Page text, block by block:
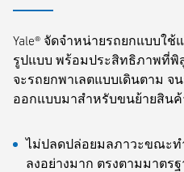
Yale® จัดจำหน่ายรถยกแบบใ
รูปแบบ พร้อมประสิทธิภาพที่พิ
จะรถยกพาเลตแบบเดินตาม
ออกแบบมาสำหรับขนย้ายสินค้
ไม่ปลดปล่อยมลภาวะขณะท
ลงอย่างมาก ตรงตามมาต